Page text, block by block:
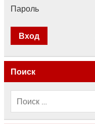
Пароль
Поиск